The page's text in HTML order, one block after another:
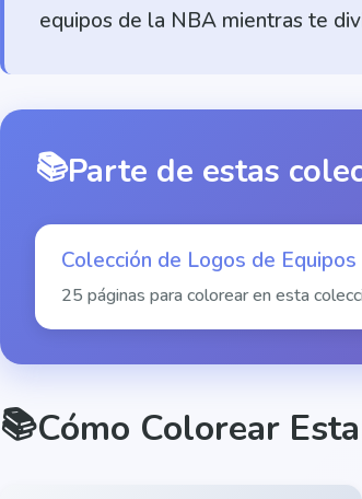
equipos de la NBA mientras te
📚Parte de estas
Colección de Logos de
25 páginas para colorear en esta
📚Cómo Colorear